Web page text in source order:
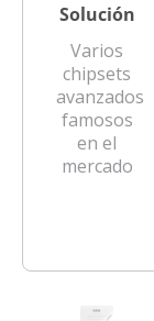
Solución
Varios
chipsets
avanzados
famosos
en el
mercado